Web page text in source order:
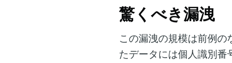
驚くべき漏洩
この漏洩の規模は前例
たデータには個人識別番